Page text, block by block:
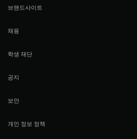
브랜드사이트
채용
학생 재단
공지
보안
개인 정보 정책